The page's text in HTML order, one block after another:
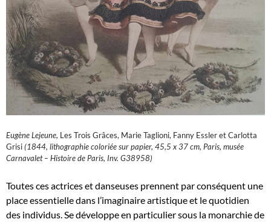
Eugène Lejeune, Les Trois Grâces, Marie Taglioni, Fanny Essler et Carlotta
Grisi(1844, lithographie coloriée sur papier, 45,5 x 37 cm, Paris, musée
Carnavalet – Histoire de Paris, Inv. G38958)
Toutes ces actrices et danseuses prennent par conséquent une
place essentielle dans l’imaginaire artistique et le quotidien
des individus. Se développe en particulier sous la monarchie de